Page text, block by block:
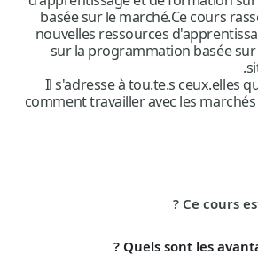
basée sur le marché.Ce cours
nouvelles ressources
sur la programmation basée sur
Il s'adresse à tou.te.s ceux.elles
comment travailler avec les
Ce cours